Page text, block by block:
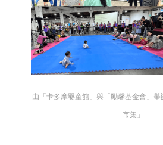
由「卡多摩嬰童館」與「勵馨基金會」
市集」